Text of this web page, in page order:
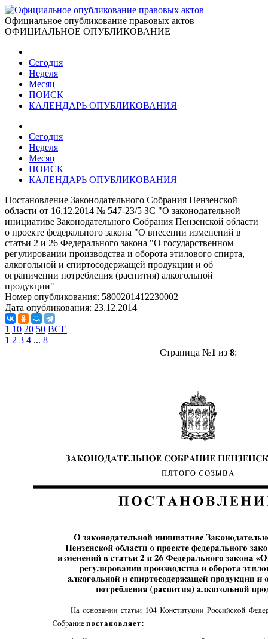
Официальное опубликование правовых актов
ОФИЦИАЛЬНОЕ ОПУБЛИКОВАНИЕ
Сегодня
Неделя
Месяц
ПОИСК
КАЛЕНДАРЬ ОПУБЛИКОВАНИЯ
Сегодня
Неделя
Месяц
ПОИСК
КАЛЕНДАРЬ ОПУБЛИКОВАНИЯ
Постановление Законодательного Собрания Пензенской
области от 16.12.2014 № 547-23/5 ЗС "О законодательной
инициативе Законодательного Собрания Пензенской области
о проекте федерального закона "О внесении изменений в
статьи 2 и 26 Федерального закона "О государственном
регулировании производства и оборота этилового спирта,
алкогольной и спиртосодержащей продукции и об
ограничении потребления (распития) алкогольной
продукции"
Номер опубликования: 5800201412230002
Дата опубликования: 23.12.2014
1 10 20 50 ВСЕ
1 2 3 4 ... 8
Страница №1 из 8: